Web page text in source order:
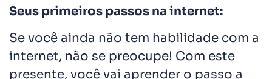
Seus primeiros passos na internet:
Se você ainda não tem habilidade com a
internet, não se preocupe! Com este
presente, você vai aprender o passo a